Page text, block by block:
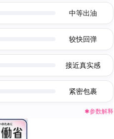
中等出油
较快回弹
接近真实感
紧密包裹
✱参数解释